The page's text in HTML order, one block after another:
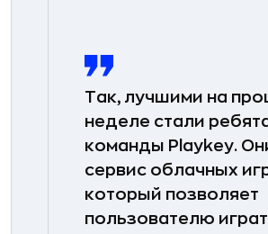
Так, лучшими на
неделе стали
команды Playkey.
сервис облачных
который позволяет
пользователю